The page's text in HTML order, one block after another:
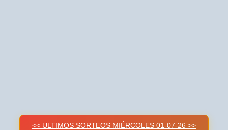
<< ULTIMOS SORTEOS MIÉRCOLES 01-07-26 >>